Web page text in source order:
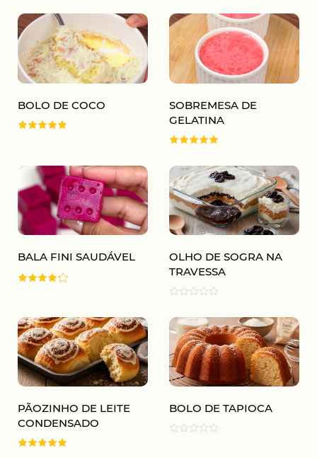
BOLO DE COCO
SOBREMESA DE
GELATINA
BALA FINI SAUDÁVEL
OLHO DE SOGRA NA
TRAVESSA
PÃOZINHO DE LEITE
CONDENSADO
BOLO DE TAPIOCA